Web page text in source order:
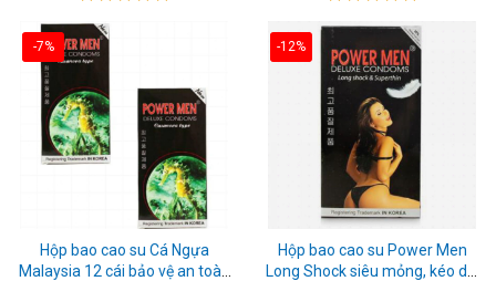
-7%
Hộp bao cao su Cá Ngựa
Malaysia 12 cái bảo vệ an toàn
-12%
Hộp bao cao su Power Men
Long Shock siêu mỏng, kéo dài